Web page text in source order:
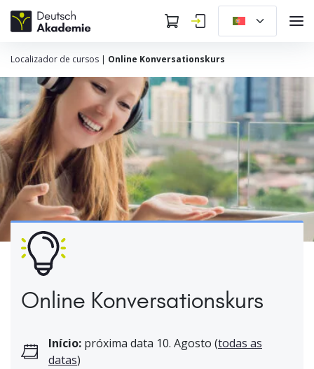
Localizador de cursos | Online Konversationskurs
Online Konversationskurs
Início: próxima data 10. Agosto (todas as
datas)